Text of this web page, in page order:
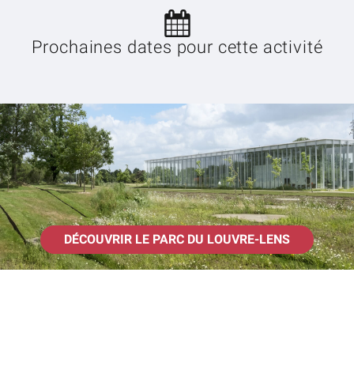
Prochaines dates pour cette activité
DÉCOUVRIR LE PARC DU LOUVRE-LENS